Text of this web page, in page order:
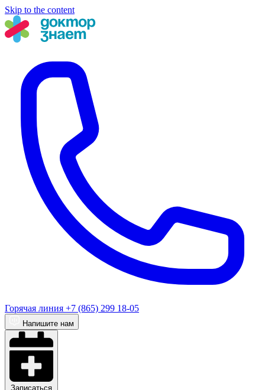
Skip to the content
Горячая линия +7 (865) 299 18-05
Напишите нам
Записаться